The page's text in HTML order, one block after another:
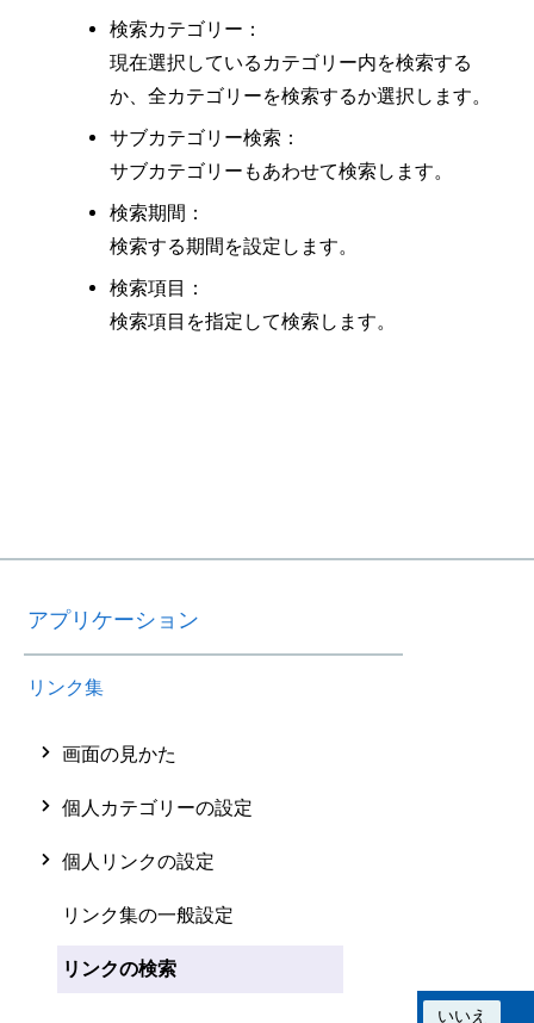
検索カテゴリー：
現在選択しているカテゴリー内を検索する
か、全カテゴリーを検索するか選択します。
サブカテゴリー検索：
サブカテゴリーもあわせて検索します。
検索期間：
検索する期間を設定します。
検索項目：
検索項目を指定して検索します。
アプリケーション
リンク集
画面の見かた
個人カテゴリーの設定
個人リンクの設定
リンク集の一般設定
リンクの検索
いいえ